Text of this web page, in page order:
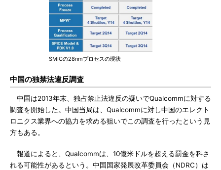
SMICの28nmプロセスの現状
中国の独禁法違反調査
中国は2013年末、独占禁止法違反の疑いでQualcommに対する
調査を開始した。中国当局は、Qualcommに対し中国のエレクト
ロニクス業界への協力を求める狙いでこの調査を行ったという見
方もある。
報道によると、Qualcommは、10億米ドルを超える罰金を科さ
れる可能性があるという。中国国家発展改革委員会（NDRC）は